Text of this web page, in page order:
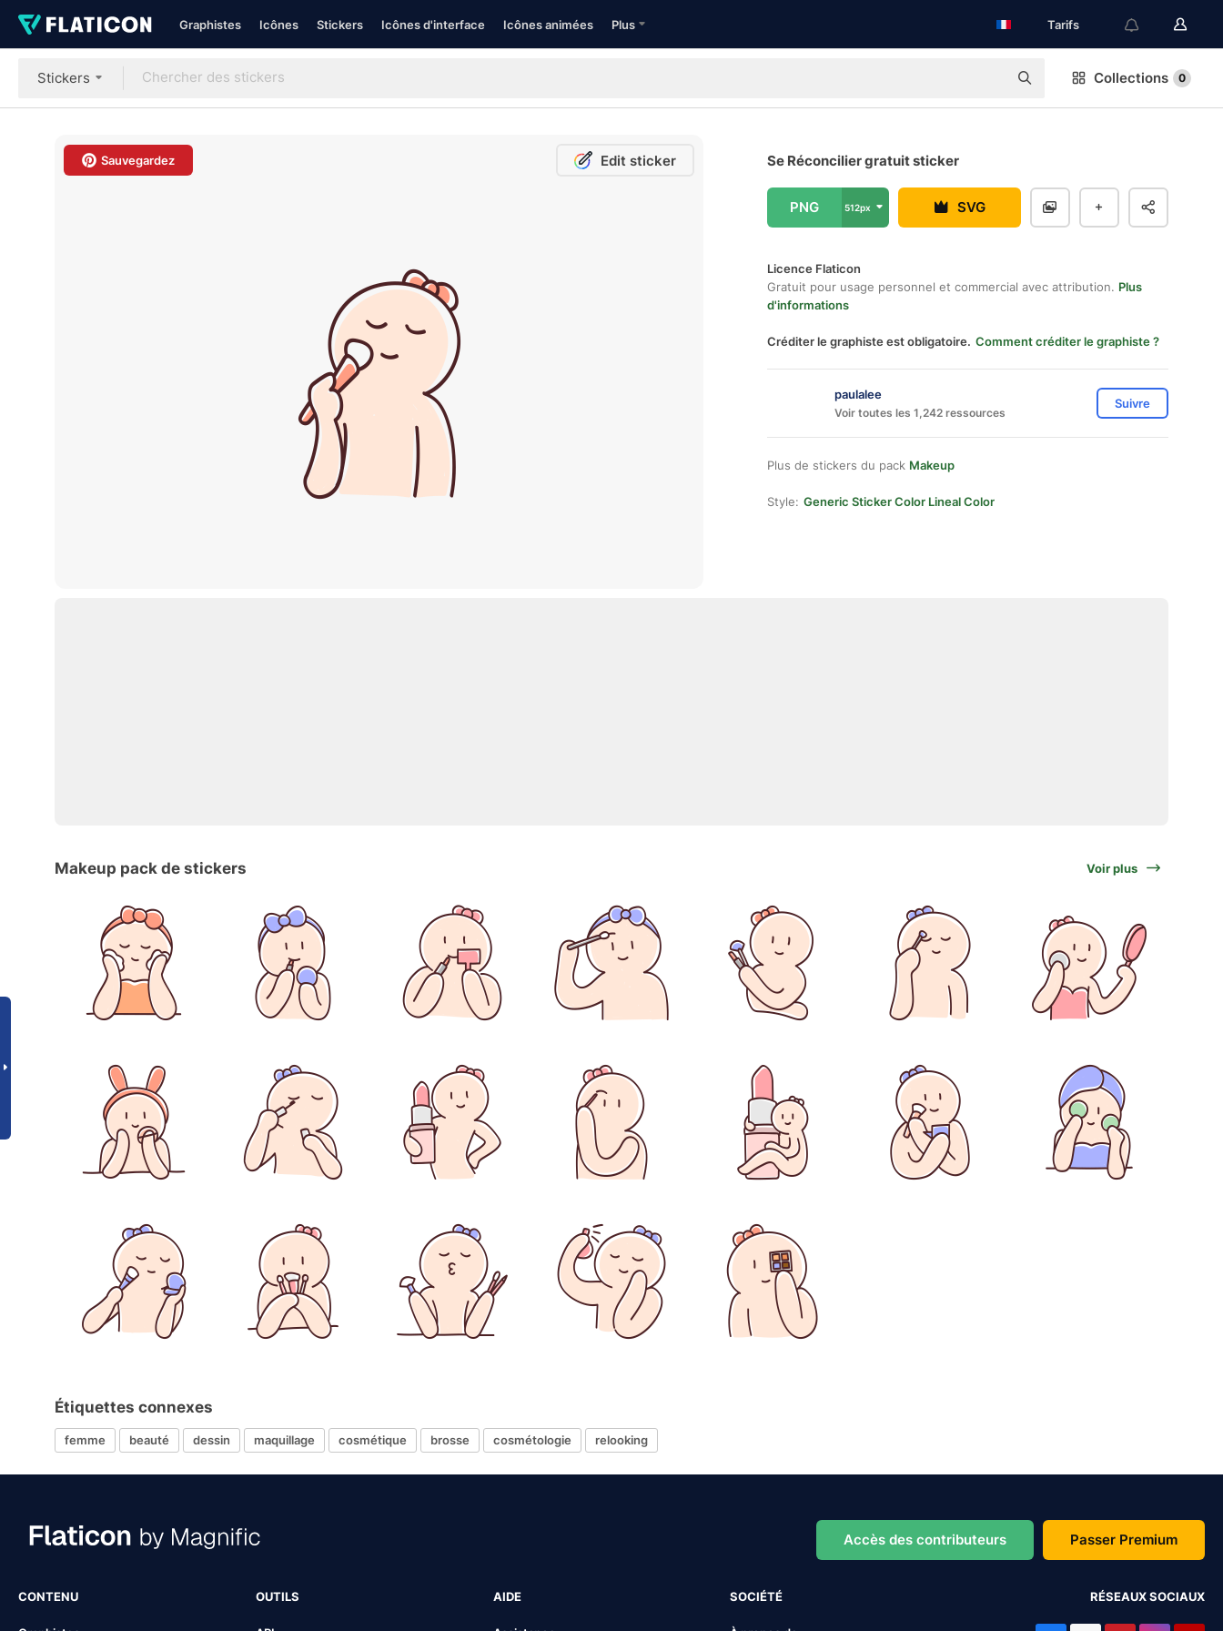
Graphistes Icônes Stickers Icônes d'interface Icônes animées Plus Tarifs
Stickers Collections 0
Sauvegardez Edit sticker Se Réconcilier gratuit sticker
PNG 512px SVG
Licence Flaticon
Gratuit pour usage personnel et commercial avec attribution. Plus
d'informations
Créditer le graphiste est obligatoire. Comment créditer le graphiste ?
paulalee
Voir toutes les 1,242 ressources
Suivre
Plus de stickers du pack Makeup
Style: Generic Sticker Color Lineal Color
Makeup pack de stickers Voir plus
Étiquettes connexes
femme beauté dessin maquillage cosmétique brosse cosmétologie relooking
Accès des contributeurs Passer Premium
CONTENU OUTILS AIDE SOCIÉTÉ RÉSEAUX SOCIAUX